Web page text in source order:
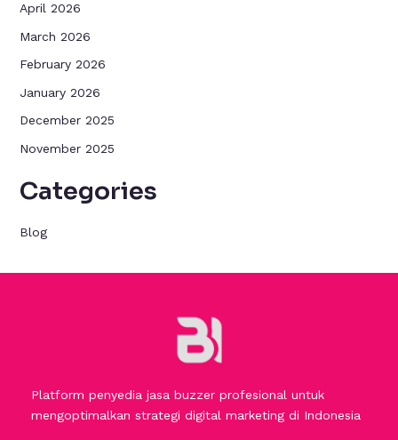
April 2026
March 2026
February 2026
January 2026
December 2025
November 2025
Categories
Blog
Platform penyedia jasa buzzer profesional untuk
mengoptimalkan strategi digital marketing di Indonesia